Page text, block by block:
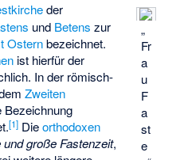
„
Fr
a
u
F
a
st
e
der
und Betens zur
Osternbezeichnet.
ist hierfür der
In der römisch-
Zweiten
Bezeichnung
[1] Dieorthodoxen
und große Fastenzeit,